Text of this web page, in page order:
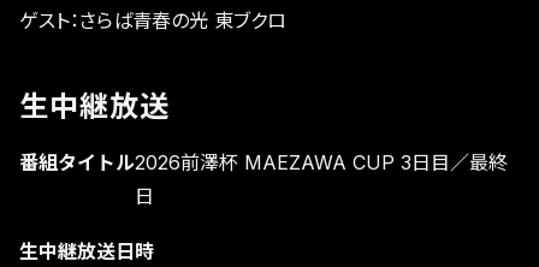
ゲスト：さらば青春の光 東ブクロ
生中継放送
番組タイトル2026前澤杯 MAEZAWA CUP 3日目／最終
日
生中継放送日時